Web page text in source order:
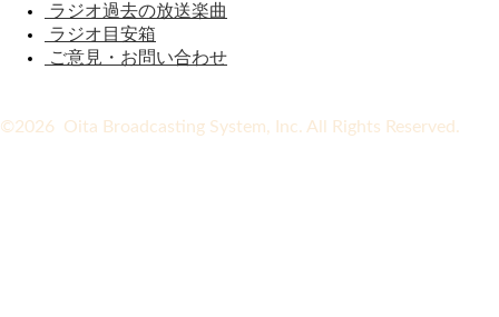
ラジオ過去の放送楽曲
ラジオ目安箱
ご意見・お問い合わせ
©2026 Oita Broadcasting System, Inc. All Rights Reserved.